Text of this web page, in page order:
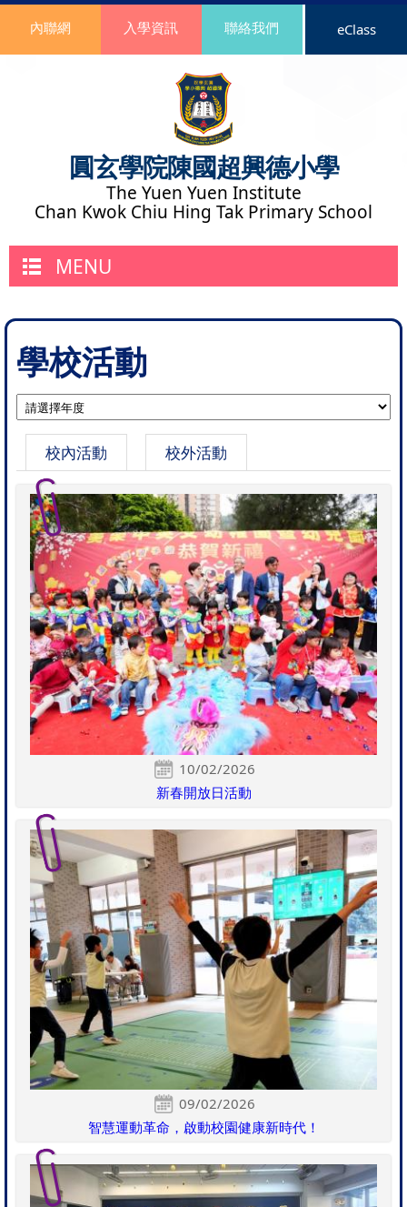
圓玄學院陳國超興德小學
The Yuen Yuen Institute
Chan Kwok Chiu Hing Tak Primary School
內聯網 入學資訊 聯絡我們 eClass
MENU
學校活動
校內活動 校外活動
10/02/2026
新春開放日活動
09/02/2026
智慧運動革命，啟動校園健康新時代！